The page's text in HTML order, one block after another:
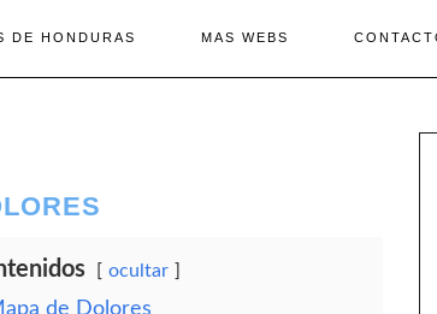
DE HONDURAS MAS WEBS
ocultar
de Dolores